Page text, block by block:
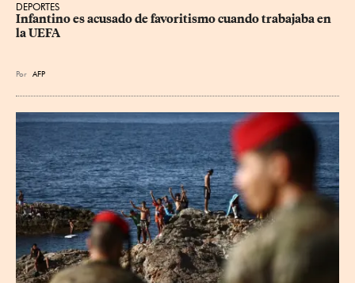
DEPORTES
Infantino es acusado de favoritismo cuando trabajaba en
la UEFA
Por AFP